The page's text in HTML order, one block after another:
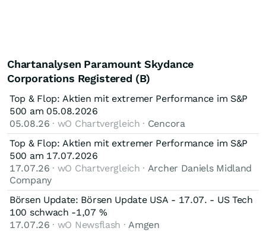
Chartanalysen Paramount Skydance
Corporations Registered (B)
Top & Flop: Aktien mit extremer Performance im S&P
500 am 05.08.2026
05.08.26 · wO Chartvergleich · Cencora
Top & Flop: Aktien mit extremer Performance im S&P
500 am 17.07.2026
17.07.26 · wO Chartvergleich · Archer Daniels Midland
Company
Börsen Update: Börsen Update USA - 17.07. - US Tech
100 schwach -1,07 %
17.07.26 · wO Newsflash · Amgen